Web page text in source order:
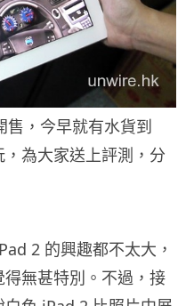
，今早就有水貨到
為大家送上評測，分
2 的興趣都不太大，
無甚特別。不過，接